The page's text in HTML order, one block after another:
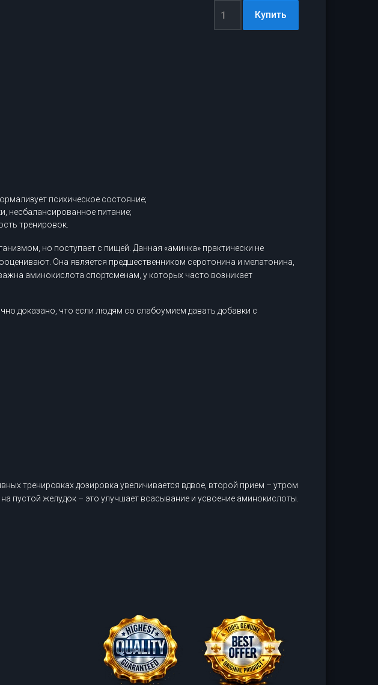
психическое состояние;
несбалансированное питание;
тренировок.
но поступает с пищей. Данная «аминка» практически не
Она является предшественником серотонина и мелатонина,
аминокислота спортсменам, у которых часто возникает
доказано, что если людям со слабоумием давать добавки с
тренировках дозировка увеличивается вдвое, второй прием – утром
пустой желудок – это улучшает всасывание и усвоение аминокислоты.